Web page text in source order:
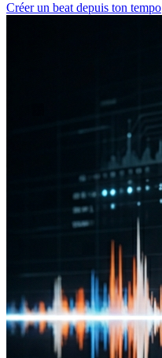
Créer un beat depuis ton tempo